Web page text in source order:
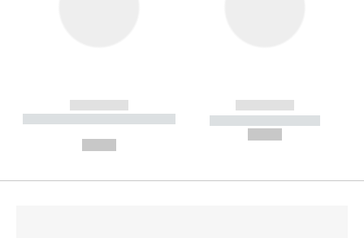
------------
----------- ----------- --------
------------
----------- -----------